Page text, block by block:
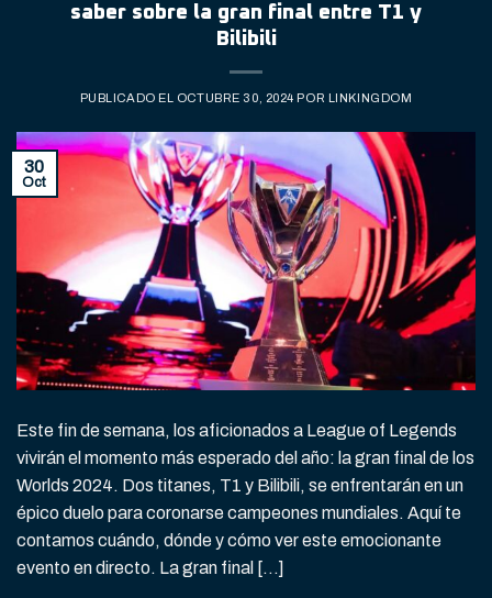
saber sobre la gran final entre T1 y
Bilibili
PUBLICADO EL OCTUBRE 30, 2024 POR LINKINGDOM
30
Oct
Este fin de semana, los aficionados a League of Legends
vivirán el momento más esperado del año: la gran final de los
Worlds 2024. Dos titanes, T1 y Bilibili, se enfrentarán en un
épico duelo para coronarse campeones mundiales. Aquí te
contamos cuándo, dónde y cómo ver este emocionante
evento en directo. La gran final […]